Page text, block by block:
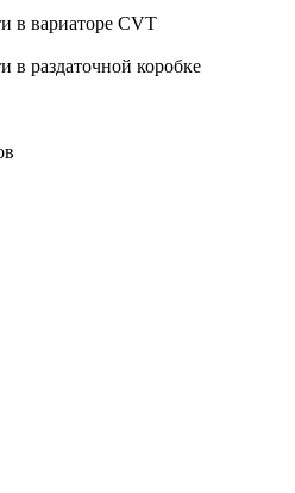
в вариаторе CVT
в раздаточной коробке